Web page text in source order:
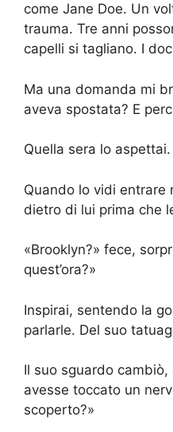
come Jane Doe. Un
trauma. Tre anni
capelli si tagliano. I
Ma una domanda mi
aveva spostata? E
Quella sera lo aspettai.
Quando lo vidi entrare
dietro di lui prima che
«Brooklyn?» fece,
quest’ora?»
Inspirai, sentendo la
parlarle. Del suo
Il suo sguardo
avesse toccato un
scoperto?»